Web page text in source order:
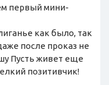
первый мини-
как было, так
после проказ не
Пусть живет еще
позитивчик!